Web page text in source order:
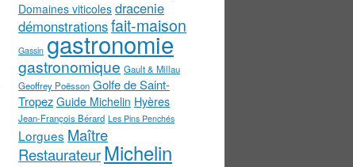
Domaines viticoles dracenie
démonstrationsfait-maison
Gassin gastronomie
gastronomique Gault & Millau
Geoffrey Poësson Golfe de Saint-
Tropez Guide Michelin Hyères
Jean-François Bérard Les Pins Penchés
Lorgues Maître
RestaurateurMichelin